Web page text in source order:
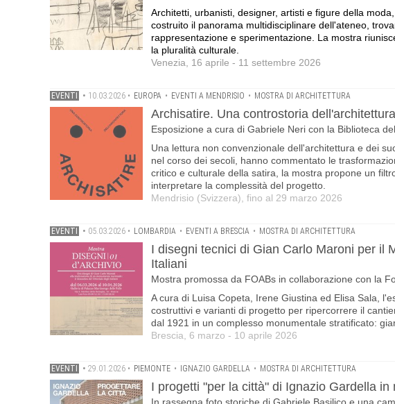
Architetti, urbanisti, designer, artisti e figure della
costruito il panorama multidisciplinare dell'ateneo,
rappresentazione e sperimentazione. La mostra
la pluralità culturale.
Venezia, 16 aprile - 11 settembre 2026
EVENTI • 10.03.2026 • EUROPA • EVENTI A MENDRISIO • MOSTRA DI ARCHITETTURA
Archisatire. Una controstoria
Esposizione a cura di Gabriele Neri con la Biblioteca
Una lettura non convenzionale dell'architettura e dei
nel corso dei secoli, hanno commentato le
critico e culturale della satira, la mostra propone un
interpretare la complessità del progetto.
Mendrisio (Svizzera), fino al 29 marzo 2026
EVENTI • 05.03.2026 • LOMBARDIA • EVENTI A BRESCIA • MOSTRA DI ARCHITETTURA
I disegni tecnici di Gian Carlo Maroni per il
Italiani
Mostra promossa da FOABs in collaborazione con la
A cura di Luisa Copeta, Irene Giustina ed Elisa Sala,
costruttivi e varianti di progetto per ripercorrere il
dal 1921 in un complesso monumentale stratificato:
Brescia, 6 marzo - 10 aprile 2026
EVENTI • 29.01.2026 • PIEMONTE • IGNAZIO GARDELLA • MOSTRA DI ARCHITETTURA
I progetti "per la città" di Ignazio Gardella in